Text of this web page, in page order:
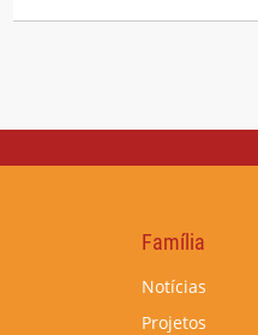
Família
Notícias
Projetos